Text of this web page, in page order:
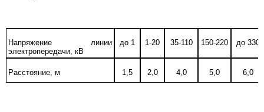
Напряжение линии
электропередачи, кВ
до 1 1-20 35-110 150-220 до330
Расстояние, м 1,5 2,0 4,0 5,0 6,0